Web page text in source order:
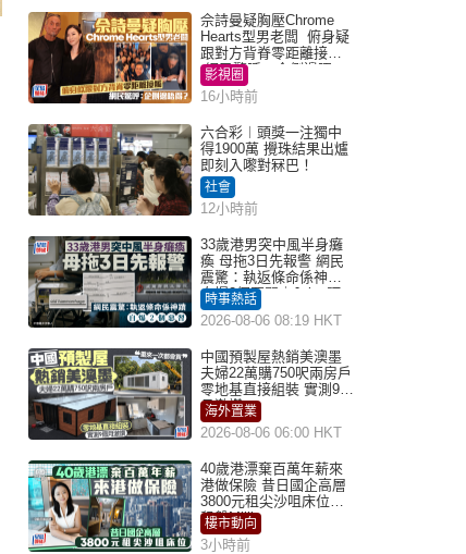
佘詩曼疑胸壓Chrome
Hearts型男老闆 俯身疑
跟對方背脊零距離接觸
網民驚呼：企側邊唔
得？
影視圈
16小時前
六合彩︱頭獎一注獨中
得1900萬 攪珠結果出爐
即刻入嚟對冧巴！
社會
12小時前
33歲港男突中風半身癱
瘓 母拖3日先報警 網民
震驚：執返條命係神蹟
自爆2個惡習｜Juicy叮
時事熱話
2026-08-06 08:19 HKT
中國預製屋熱銷美澳墨
夫婦22萬購750呎兩房戶
零地基直接組裝 實測9個
月激讚
海外置業
2026-08-06 06:00 HKT
40歲港漂棄百萬年薪來
港做保險 昔日國企高層
3800元租尖沙咀床位｜
租盤Million
樓市動向
3小時前